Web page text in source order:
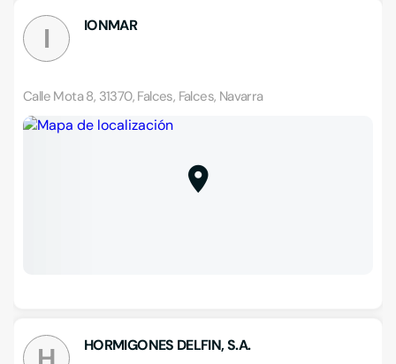
I IONMAR
Calle Mota 8, 31370, Falces, Falces, Navarra
HORMIGONES DELFIN, S.A.